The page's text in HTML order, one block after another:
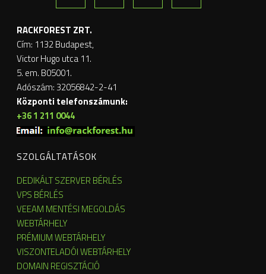
RACKFOREST ZRT.
Cím: 1132 Budapest,
Victor Hugo utca 11.
5. em. B05001.
Adószám: 32056842-2-41
Központi telefonszámunk:
+36 1 211 0044
SZOLGÁLTATÁSOK
DEDIKÁLT SZERVER BÉRLÉS
VPS BÉRLÉS
VEEAM MENTÉSI MEGOLDÁS
WEBTÁRHELY
PRÉMIUM WEBTÁRHELY
VISZONTELADÓI WEBTÁRHELY
DOMAIN REGISZTÁCIÓ